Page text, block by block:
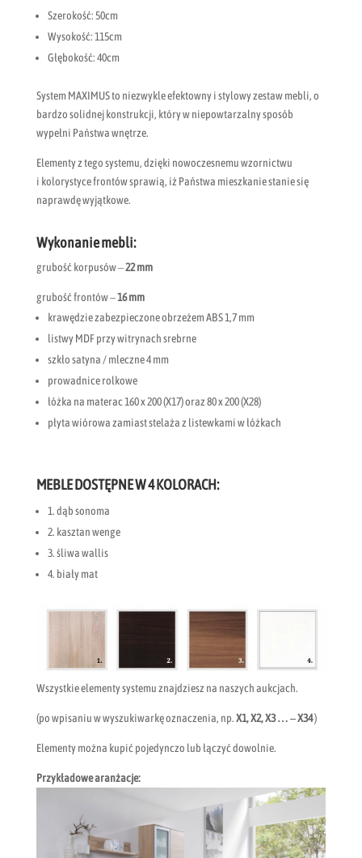
Szerokość: 50cm
Wysokość: 115cm
Głębokość: 40cm
System MAXIMUS to niezwykle efektowny i stylowy zestaw mebli, o
bardzo solidnej konstrukcji, który w niepowtarzalny sposób
wypełni Państwa wnętrze.
Elementy z tego systemu, dzięki nowoczesnemu wzornictwu
i kolorystyce frontów sprawią, iż Państwa mieszkanie stanie się
naprawdę wyjątkowe.
Wykonanie mebli:
grubość korpusów –22 mm
grubość frontów –16 mm
krawędzie zabezpieczone obrzeżem ABS 1,7 mm
listwy MDF przy witrynach srebrne
szkło satyna / mleczne 4 mm
prowadnice rolkowe
łóżka na materac 160 x 200 (X17) oraz 80 x 200 (X28)
płyta wiórowa zamiast stelaża z listewkami w łóżkach
MEBLE DOSTĘPNE W 4 KOLORACH:
1. dąb sonoma
2. kasztan wenge
3. śliwa wallis
4. biały mat
Wszystkie elementy systemu znajdziesz na naszych aukcjach.
(po wpisaniu w wyszukiwarkę oznaczenia, np.X1, X2, X3 … – X34)
Elementy można kupić pojedynczo lub łączyć dowolnie.
Przykładowe aranżacje: